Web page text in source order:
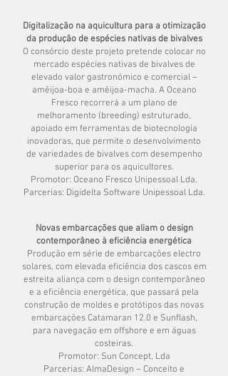
Digitalização na aquicultura para a otimização
da produção de espécies nativas de bivalves
O consórcio deste projeto pretende colocar no
mercado espécies nativas de bivalves de
elevado valor gastronómico e comercial –
amêijoa-boa e amêijoa-macha. A Oceano
Fresco recorrerá a um plano de
melhoramento (breeding) estruturado,
apoiado em ferramentas de biotecnologia
inovadoras, que permite o desenvolvimento
de variedades de bivalves com desempenho
superior para os aquicultores.
Promotor: Oceano Fresco Unipessoal Lda.
Parcerias: Digidelta Software Unipessoal Lda.
Novas embarcações que aliam o design
contemporâneo à eficiência energética
Produção em série de embarcações electro
solares, com elevada eficiência dos cascos em
estreita aliança com o design contemporâneo
e a eficiência energética, que passará pela
construção de moldes e protótipos das novas
embarcações Catamaran 12.0 e Sunflash,
para navegação em offshore e em águas
costeiras.
Promotor: Sun Concept, Lda
Parcerias: AlmaDesign – Conceito e